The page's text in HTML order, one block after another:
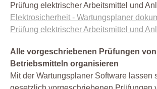
Prüfung elektrischer Arbeitsmittel und
Elektrosicherheit - Wartungsplaner
Prüfung elektrischer Arbeitsmittel und
Alle vorgeschriebenen Prüfungen
Betriebsmitteln organisieren
Mit der Wartungsplaner Software lassen